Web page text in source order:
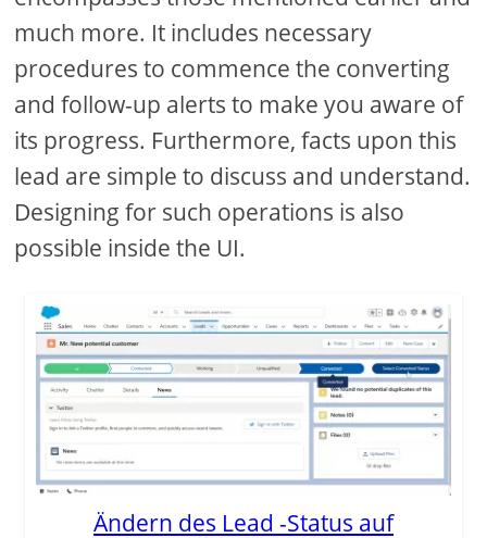
much more. It includes necessary
procedures to commence the converting
and follow-up alerts to make you aware of
its progress. Furthermore, facts upon this
lead are simple to discuss and understand.
Designing for such operations is also
possible inside the UI.
Ändern des Lead -Status auf